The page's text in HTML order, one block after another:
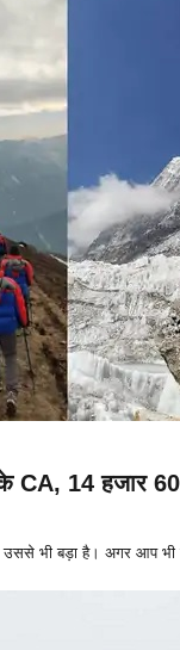
CA, 14 हजार
भी बड़ा है। अगर आप भी